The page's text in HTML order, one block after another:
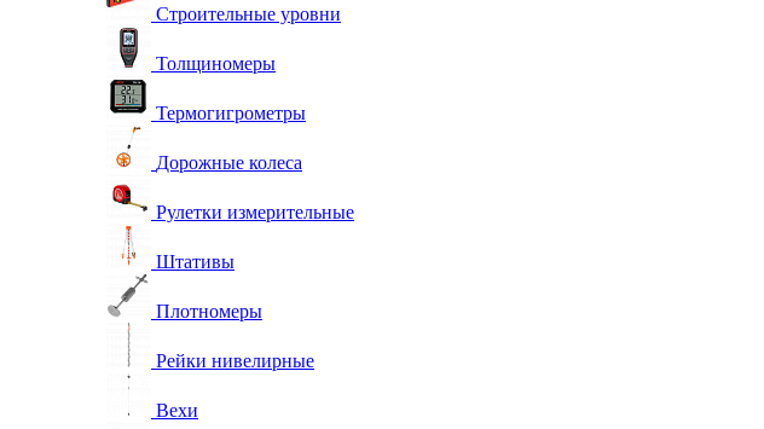
Строительные уровни
Толщиномеры
Термогигрометры
Дорожные колеса
Рулетки измерительные
Штативы
Плотномеры
Рейки нивелирные
Вехи